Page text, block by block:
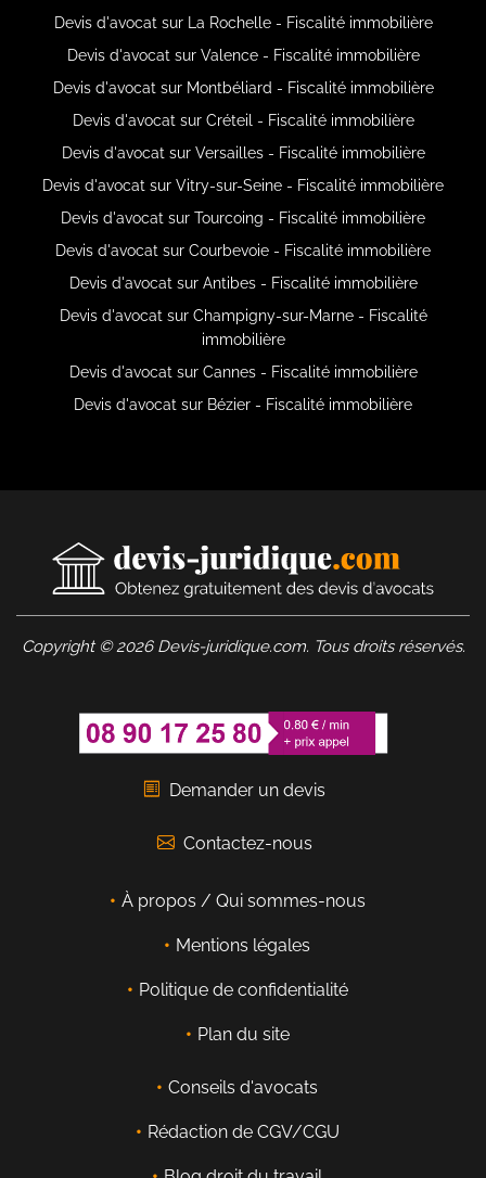
Devis d'avocat sur La Rochelle - Fiscalité immobilière
Devis d'avocat sur Valence - Fiscalité immobilière
Devis d'avocat sur Montbéliard - Fiscalité immobilière
Devis d'avocat sur Créteil - Fiscalité immobilière
Devis d'avocat sur Versailles - Fiscalité immobilière
Devis d'avocat sur Vitry-sur-Seine - Fiscalité immobilière
Devis d'avocat sur Tourcoing - Fiscalité immobilière
Devis d'avocat sur Courbevoie - Fiscalité immobilière
Devis d'avocat sur Antibes - Fiscalité immobilière
Devis d'avocat sur Champigny-sur-Marne - Fiscalité
immobilière
Devis d'avocat sur Cannes - Fiscalité immobilière
Devis d'avocat sur Bézier - Fiscalité immobilière
Copyright © 2026 Devis-juridique.com. Tous droits réservés.
Demander un devis
Contactez-nous
À propos / Qui sommes-nous
Mentions légales
Politique de confidentialité
Plan du site
Conseils d'avocats
Rédaction de CGV/CGU